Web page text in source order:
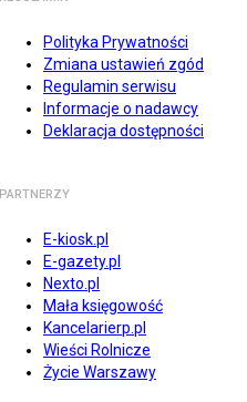
Polityka Prywatności
Zmiana ustawień zgód
Regulamin serwisu
Informacje o nadawcy
Deklaracja dostępności
PARTNERZY
E-kiosk.pl
E-gazety.pl
Nexto.pl
Mała księgowość
Kancelarierp.pl
Wieści Rolnicze
Życie Warszawy